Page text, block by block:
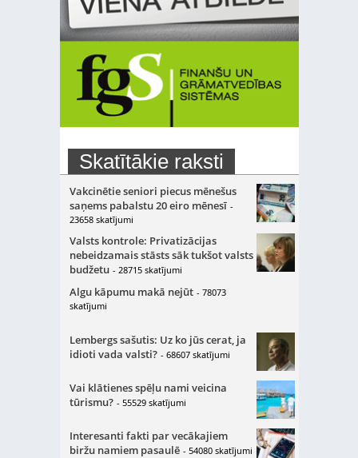
Skatītākie raksti
Vakcinētie seniori piecus mēnešus
saņems pabalstu 20 eiro mēnesī -
23658 skatījumi
Valsts kontrole: Privatizācijas
nebeidzamais stāsts sāk tukšot valsts
budžetu - 28715 skatījumi
Algu kāpumu makā nejūt - 78073
skatījumi
Lembergs sašutis: Uz ko jūs cerat, ja
idioti vada valsti? - 68607 skatījumi
Vai klātienes spēļu nami veicina
tūrismu? - 55529 skatījumi
Interesanti fakti par vecākajiem
biržu namiem pasaulē - 54080 skatījumi